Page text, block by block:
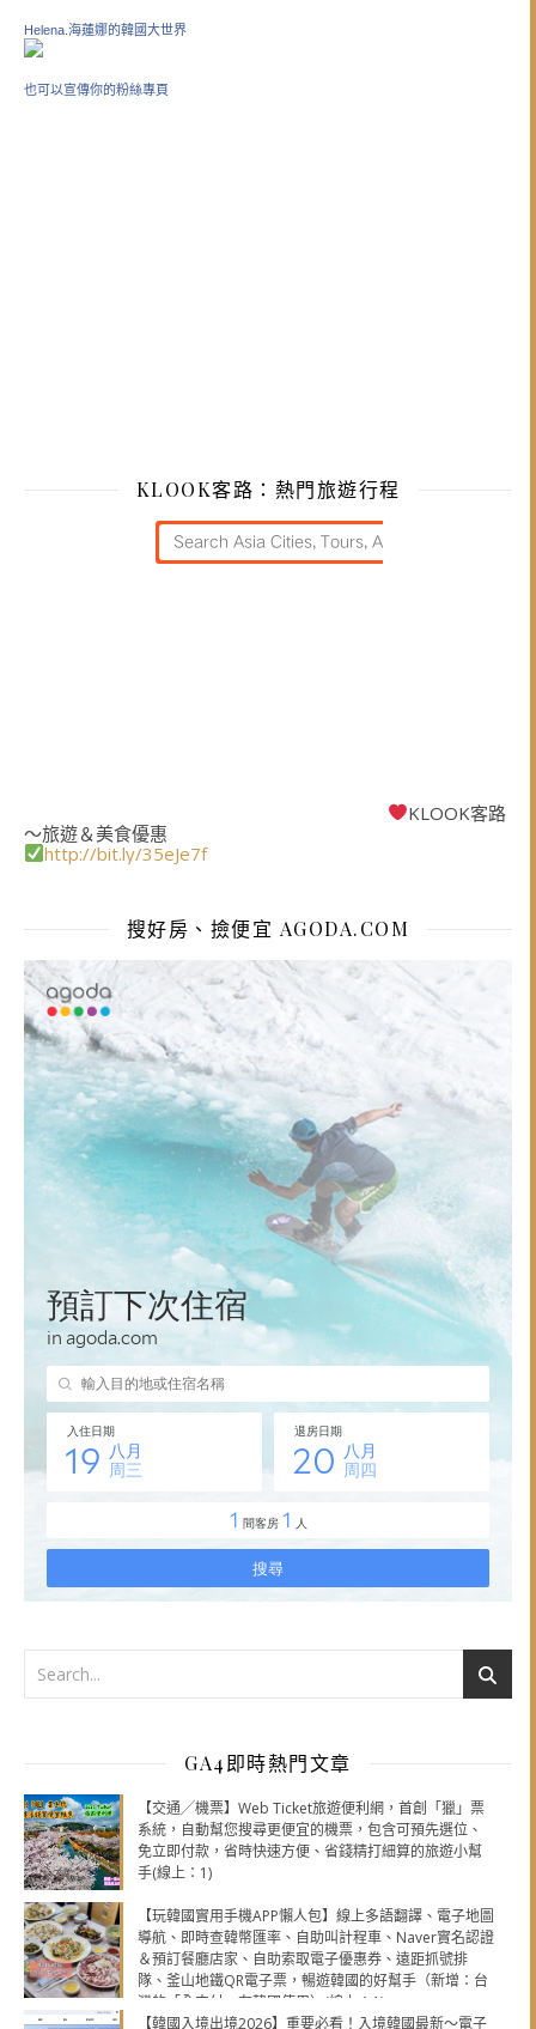
Helena.海蓮娜的韓國大世界
也可以宣傳你的粉絲專頁
KLOOK客路：熱門旅遊行程
KLOOK客路
～旅遊＆美食優惠
http://bit.ly/35eJe7f
搜好房、撿便宜 AGODA.COM
GA4即時熱門文章
【交通╱機票】Web Ticket旅遊便利網，首創「獵」票
系統，自動幫您搜尋更便宜的機票，包含可預先選位、
免立即付款，省時快速方便、省錢精打細算的旅遊小幫
手(線上：1)
【玩韓國實用手機APP懶人包】線上多語翻譯、電子地圖
導航、即時查韓幣匯率、自助叫計程車、Naver實名認證
＆預訂餐廳店家、自助索取電子優惠券、遠距抓號排
隊、釜山地鐵QR電子票，暢遊韓國的好幫手（新增：台
灣的「全支付」在韓國使用）(線上：1)
【韓國入境出境2026】重要必看！入境韓國最新～電子